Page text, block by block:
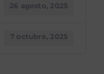
26 agosto, 2025
7 octubre, 2025